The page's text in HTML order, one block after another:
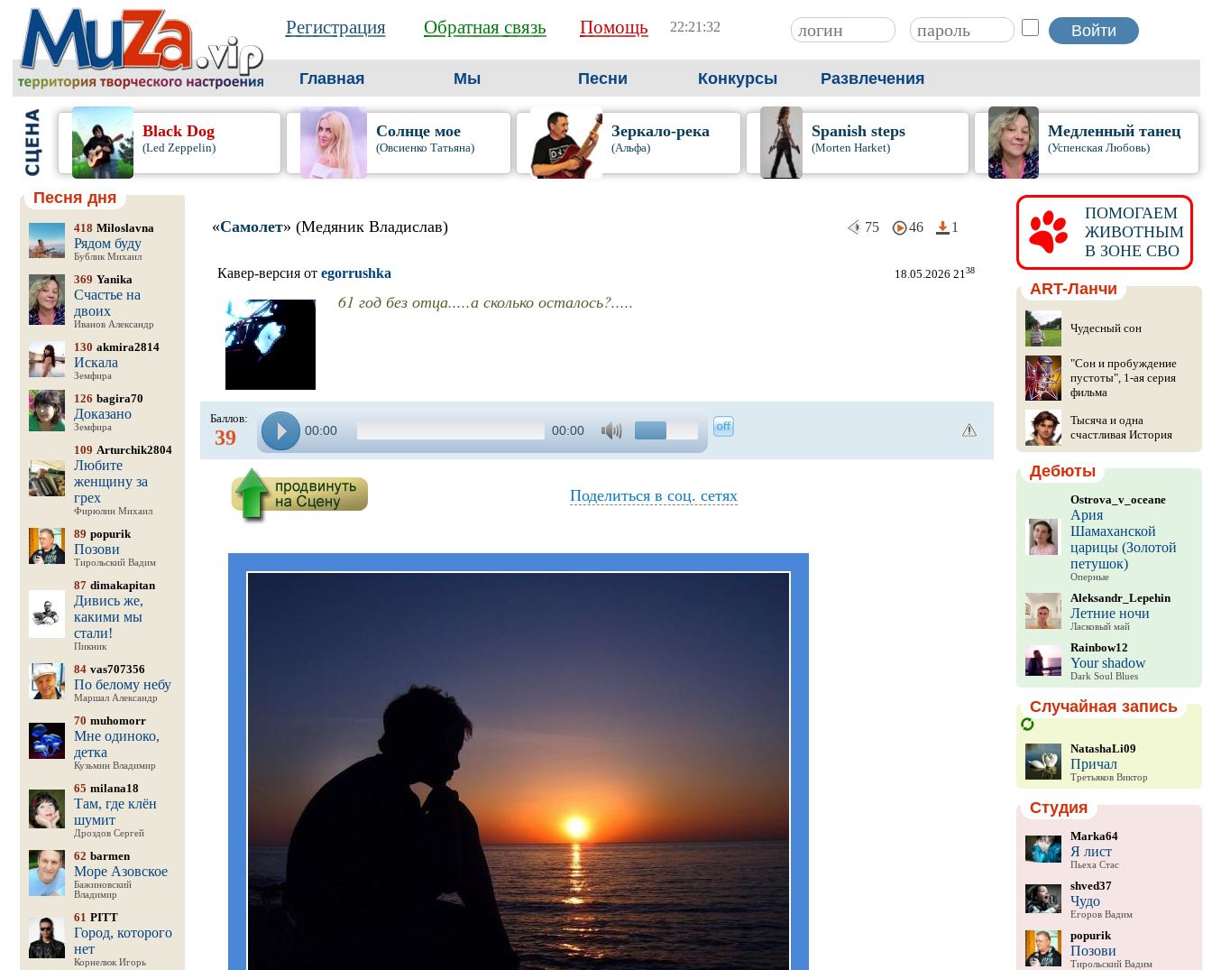
Регистрация Обратная связь Помощь 22:21:33
Главная Мы Песни Конкурсы Развлечения
Black Dog
(Led Zeppelin)
Солнце мое
(Овсиенко Татьяна)
Зеркало-река
(Альфа)
Spanish steps
(Morten Harket)
Медленный танец
(Успенская Любовь)
Песня дня
418 Miloslavna
Рядом буду
Бублик Михаил
369 Yanika
Счастье на
двоих
Иванов Александр
130 akmira2814
Искала
Земфира
126 bagira70
Доказано
Земфира
109 Arturchik2804
Любите
женщину за
грех
Фирюлин Михаил
89 popurik
Позови
Тирольский Вадим
87 dimakapitan
Дивись же,
какими мы
стали!
Пикник
84 vas707356
По белому небу
Маршал Александр
70 muhomorr
Мне одиноко,
детка
Кузьмин Владимир
65 milana18
Там, где клён
шумит
Дроздов Сергей
62 barmen
Море Азовское
Бажиновский
Владимир
61 PITT
Город, которого
нет
Корнелюк Игорь
«Самолет» (Медяник Владислав) 75 46 1
Кавер-версия от egorrushka 18.05.2026 2138
61 год без отца.....а сколько осталось?.....
Баллов:
39 00:00 00:00
Поделиться в соц. сетях
ПОМОГАЕМ
ЖИВОТНЫМ
В ЗОНЕ СВО
ART-Ланчи
Чудесный сон
"Сон и пробуждение
пустоты", 1-ая серия
фильма
Тысяча и одна
счастливая История
Дебюты
Ostrova_v_oceane
Ария
Шамаханской
царицы (Золотой
петушок)
Оперные
Aleksandr_Lepehin
Летние ночи
Ласковый май
Rainbow12
Your shadow
Dark Soul Blues
Случайная запись
NatashaLi09
Причал
Третьяков Виктор
Студия
Marka64
Я лист
Пьеха Стас
shved37
Чудо
Егоров Вадим
popurik
Позови
Тирольский Вадим